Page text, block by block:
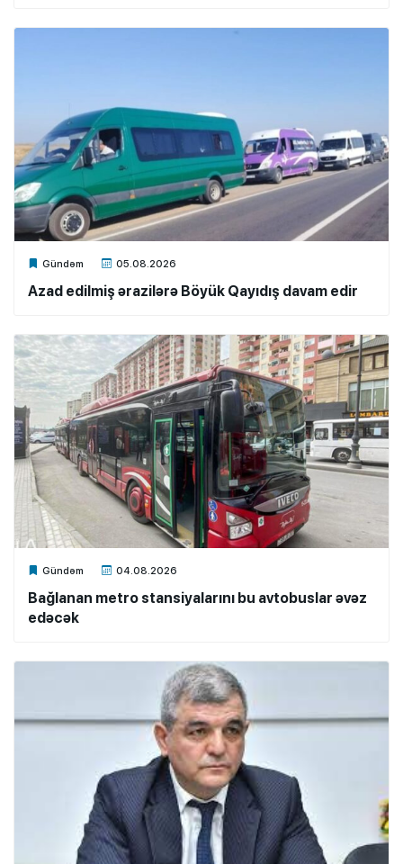
Gündəm 05.08.2026
Xalq.Online
Azad edilmiş ərazilərə Böyük Qayıdış davam edir
Gündəm 04.08.2026
Xalq.Online
Bağlanan metro stansiyalarını bu avtobuslar əvəz
edəcək